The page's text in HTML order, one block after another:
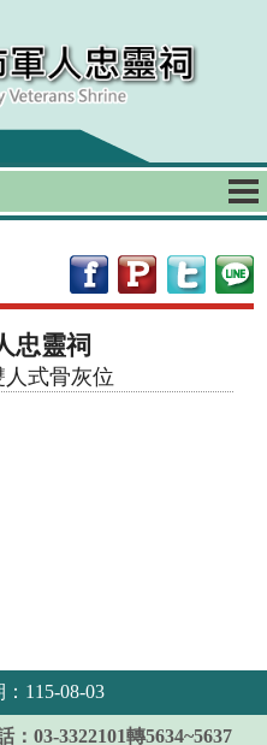
忠靈祠
人式骨灰位
115-08-03
：03-3322101轉5634~5637